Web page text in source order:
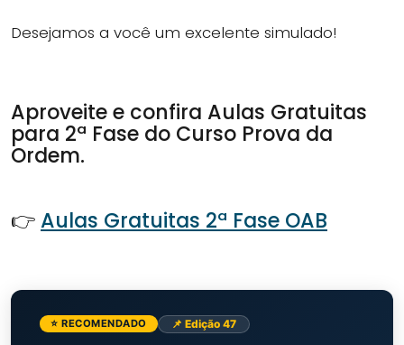
Desejamos a você um excelente simulado!
Aproveite e confira Aulas Gratuitas
para 2ª Fase do Curso Prova da
Ordem.
👉 Aulas Gratuitas 2ª Fase OAB
⭐ RECOMENDADO 📌 Edição 47